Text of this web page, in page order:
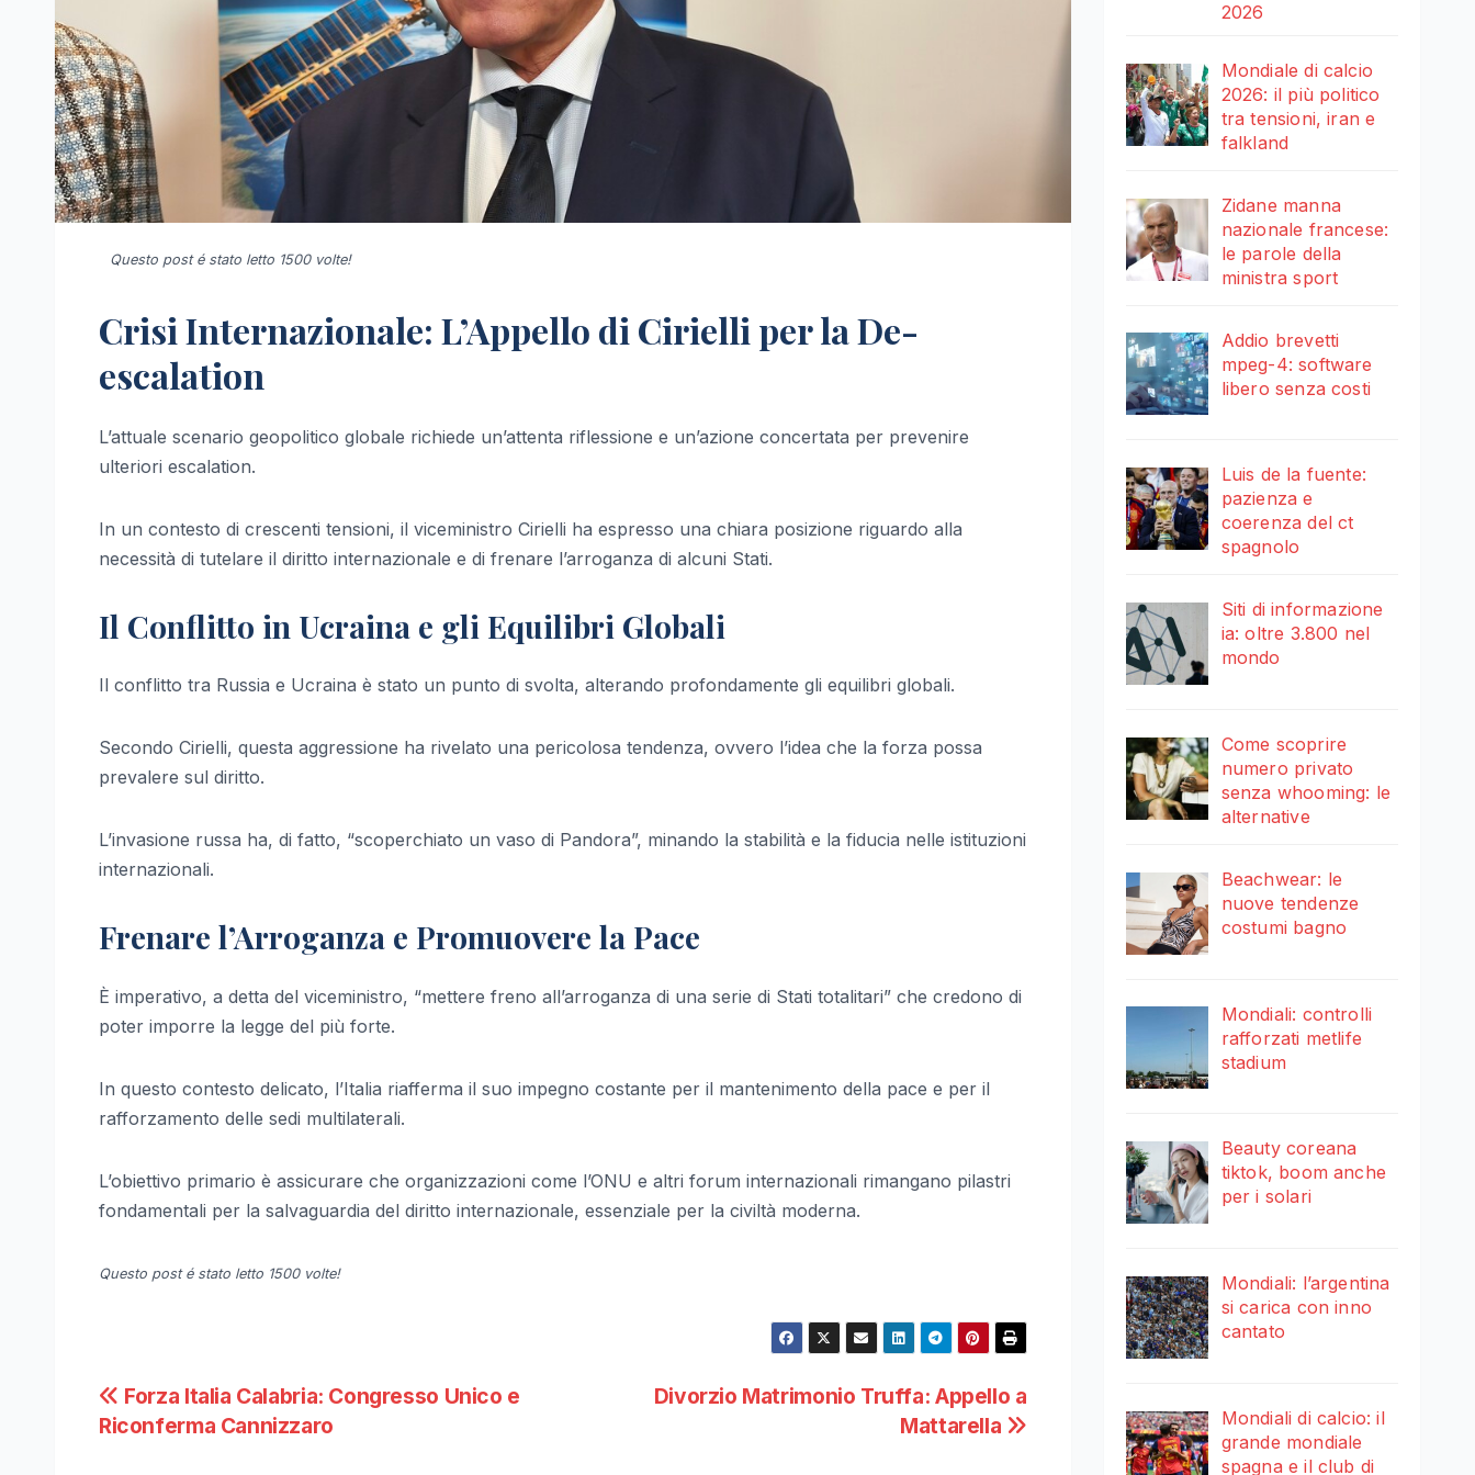
Questo post é stato letto 1500 volte!
Crisi Internazionale: L’Appello di Cirielli per la De-
escalation
L’attuale scenario geopolitico globale richiede un’attenta riflessione e un’azione concertata per prevenire
ulteriori escalation.
In un contesto di crescenti tensioni, il viceministro Cirielli ha espresso una chiara posizione riguardo alla
necessità di tutelare il diritto internazionale e di frenare l’arroganza di alcuni Stati.
Il Conflitto in Ucraina e gli Equilibri Globali
Il conflitto tra Russia e Ucraina è stato un punto di svolta, alterando profondamente gli equilibri globali.
Secondo Cirielli, questa aggressione ha rivelato una pericolosa tendenza, ovvero l’idea che la forza possa
prevalere sul diritto.
L’invasione russa ha, di fatto, “scoperchiato un vaso di Pandora”, minando la stabilità e la fiducia nelle istituzioni
internazionali.
Frenare l’Arroganza e Promuovere la Pace
È imperativo, a detta del viceministro, “mettere freno all’arroganza di una serie di Stati totalitari” che credono di
poter imporre la legge del più forte.
In questo contesto delicato, l’Italia riafferma il suo impegno costante per il mantenimento della pace e per il
rafforzamento delle sedi multilaterali.
L’obiettivo primario è assicurare che organizzazioni come l’ONU e altri forum internazionali rimangano pilastri
fondamentali per la salvaguardia del diritto internazionale, essenziale per la civiltà moderna.
Questo post é stato letto 1500 volte!
Navigazione
articoli
Divorzio Matrimonio Truffa: Appello a
Mattarella
Forza Italia Calabria: Congresso Unico e
Riconferma Cannizzaro
2026
Mondiale di calcio
2026: il più politico
tra tensioni, iran e
falkland
Zidane manna
nazionale francese:
le parole della
ministra sport
Addio brevetti
mpeg-4: software
libero senza costi
Luis de la fuente:
pazienza e
coerenza del ct
spagnolo
Siti di informazione
ia: oltre 3.800 nel
mondo
Come scoprire
numero privato
senza whooming: le
alternative
Beachwear: le
nuove tendenze
costumi bagno
Mondiali: controlli
rafforzati metlife
stadium
Beauty coreana
tiktok, boom anche
per i solari
Mondiali: l’argentina
si carica con inno
cantato
Mondiali di calcio: il
grande mondiale
spagna e il club di